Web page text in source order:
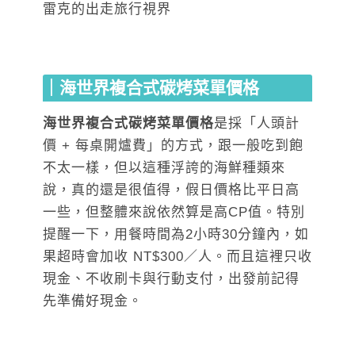
｜海世界複合式碳烤菜單價格
海世界複合式碳烤菜單價格是採「人頭計
價 + 每桌開爐費」的方式，跟一般吃到飽
不太一樣，但以這種浮誇的海鮮種類來
說，真的還是很值得，假日價格比平日高
一些，但整體來說依然算是高CP值。特別
提醒一下，用餐時間為2小時30分鐘內，如
果超時會加收 NT$300／人。而且這裡只收
現金、不收刷卡與行動支付，出發前記得
先準備好現金。